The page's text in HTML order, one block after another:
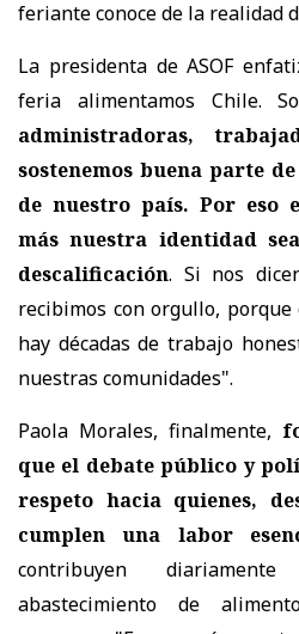
feriante conoce de la realidad
La presidenta de ASOF
feria alimentamos Chile.
administradoras,
sostenemos buena parte
de nuestro país. Por eso
más nuestra identidad
descalificación. Si nos
recibimos con orgullo,
hay décadas de trabajo
nuestras comunidades".
Paola Morales, finalmente,
que el debate público y
respeto hacia quienes,
cumplen una labor
contribuyen
abastecimiento de